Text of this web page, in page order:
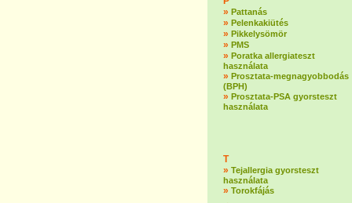
» Pattanás
» Pelenkakiütés
» Pikkelysömör
» PMS
» Poratka allergiateszt
használata
» Prosztata-megnagyobbodás
(BPH)
» Prosztata-PSA gyorsteszt
használata
T
» Tejallergia gyorsteszt
használata
» Torokfájás